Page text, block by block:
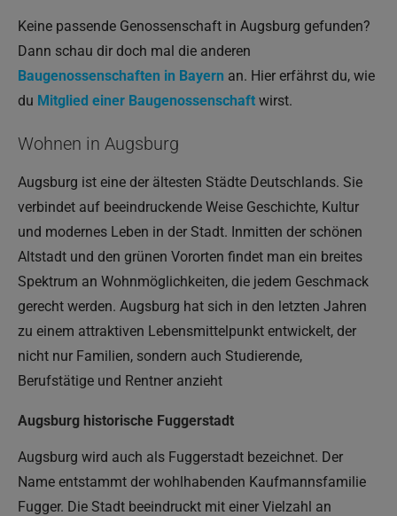
Keine passende Genossenschaft in Augsburg gefunden?
Dann schau dir doch mal die anderen
Baugenossenschaften in Bayern an. Hier erfährst du, wie
du Mitglied einer Baugenossenschaft wirst.
Wohnen in Augsburg
Augsburg ist eine der ältesten Städte Deutschlands. Sie
verbindet auf beeindruckende Weise Geschichte, Kultur
und modernes Leben in der Stadt. Inmitten der schönen
Altstadt und den grünen Vororten findet man ein breites
Spektrum an Wohnmöglichkeiten, die jedem Geschmack
gerecht werden. Augsburg hat sich in den letzten Jahren
zu einem attraktiven Lebensmittelpunkt entwickelt, der
nicht nur Familien, sondern auch Studierende,
Berufstätige und Rentner anzieht
Augsburg historische Fuggerstadt
Augsburg wird auch als Fuggerstadt bezeichnet. Der
Name entstammt der wohlhabenden Kaufmannsfamilie
Fugger. Die Stadt beeindruckt mit einer Vielzahl an